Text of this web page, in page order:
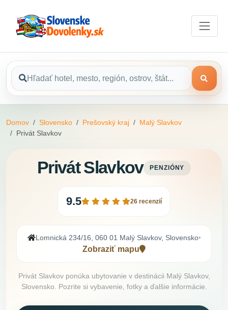
Domov Slovensko Prešovský kraj
Malý Slavkov
Privát Slavkov
Privát Slavkov PENZIÓNY
9.5 26 recenzií
Lomnická 234/16, 060 01 Malý Slavkov, Slovensko•
Zobraziť mapu
Privát Slavkov ponúka ubytovanie v destinácii Malý Slavkov,
Slovensko. Pozrite si vybavenie, fotky a ďalšie informácie.